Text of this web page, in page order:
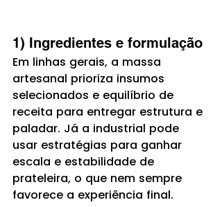
1) Ingredientes e formulação
Em linhas gerais, a massa
artesanal prioriza insumos
selecionados e equilíbrio de
receita para entregar estrutura e
paladar. Já a industrial pode
usar estratégias para ganhar
escala e estabilidade de
prateleira, o que nem sempre
favorece a experiência final.